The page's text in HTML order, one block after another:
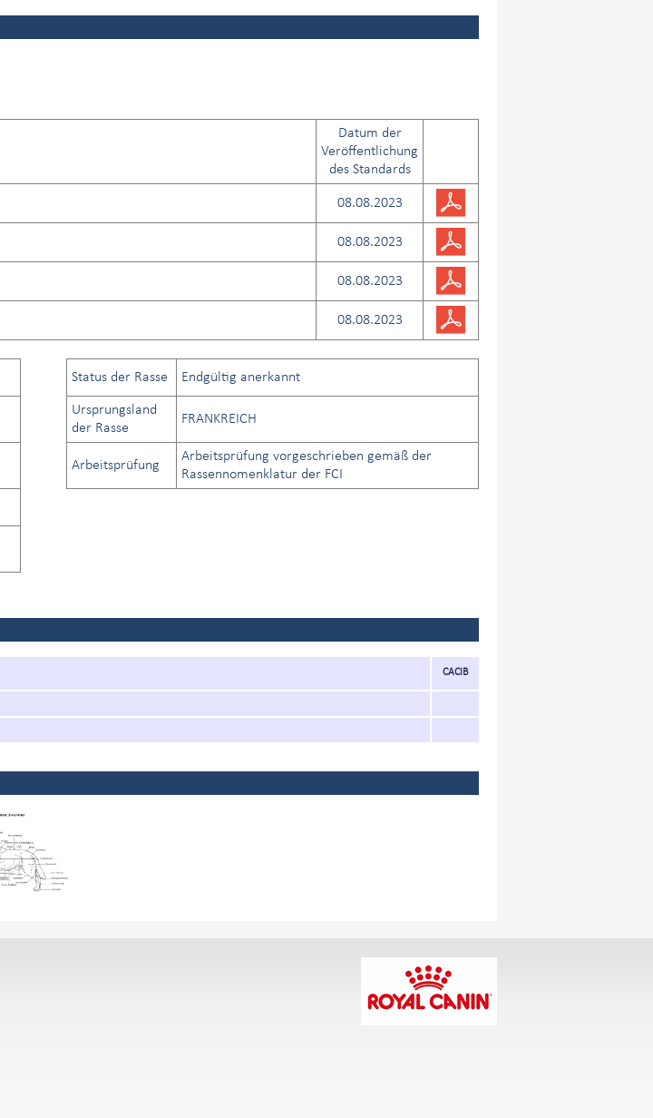
Datum der
Veröffentlichung
des Standards
08.08.2023
08.08.2023
08.08.2023
08.08.2023
Status der Rasse Endgültig anerkannt
Ursprungsland
der Rasse
FRANKREICH
Arbeitsprüfung
Arbeitsprüfung vorgeschrieben gemäß der
Rassennomenklatur der FCI
CACIB